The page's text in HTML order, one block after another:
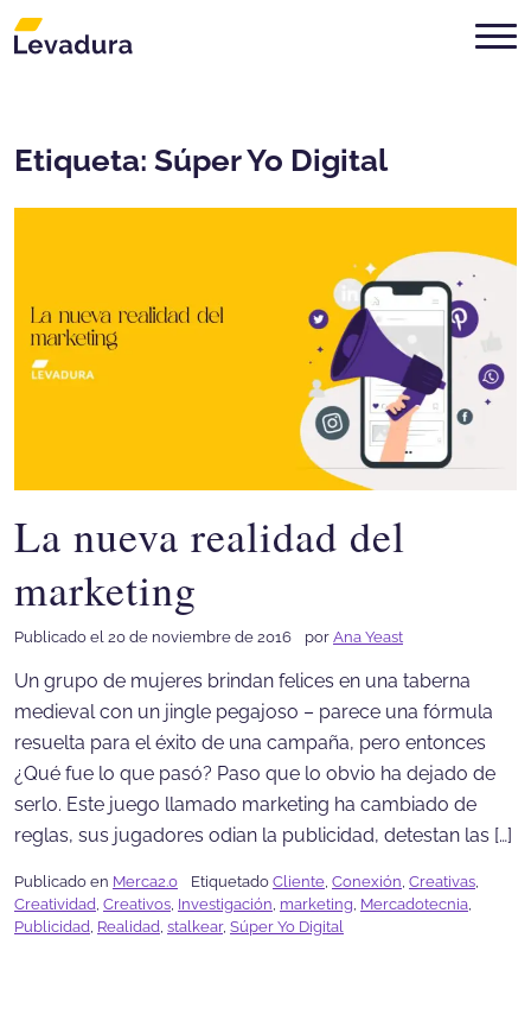
Agencia de marketing digital
Etiqueta: Súper Yo Digital
La nueva realidad del
marketing
Publicado el 20 de noviembre de 2016 por Ana Yeast
Un grupo de mujeres brindan felices en una taberna
medieval con un jingle pegajoso – parece una fórmula
resuelta para el éxito de una campaña, pero entonces
¿Qué fue lo que pasó? Paso que lo obvio ha dejado de
serlo. Este juego llamado marketing ha cambiado de
reglas, sus jugadores odian la publicidad, detestan las […]
Publicado en Merca2.0 Etiquetado Cliente Conexión Creativas
Creatividad Creativos Investigación marketing Mercadotecnia
Publicidad Realidad stalkear, Súper Yo Digital